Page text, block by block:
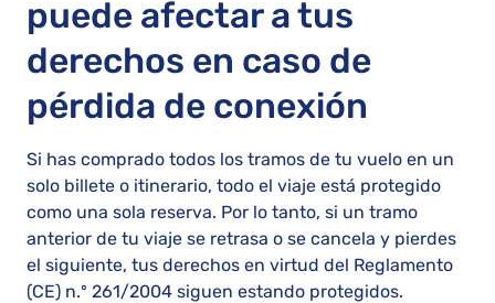
puede afectar a tus
derechos en caso de
pérdida de conexión
Si has comprado todos los tramos de tu vuelo en un
solo billete o itinerario, todo el viaje está protegido
como una sola reserva. Por lo tanto, si un tramo
anterior de tu viaje se retrasa o se cancela y pierdes
el siguiente, tus derechos en virtud del Reglamento
(CE) n.º 261/2004 siguen estando protegidos.